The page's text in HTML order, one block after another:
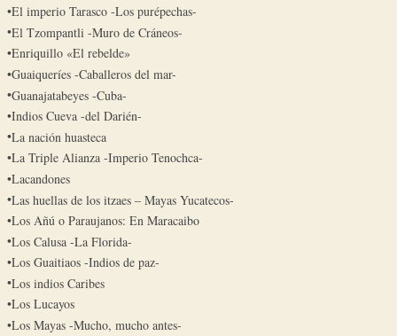
El imperio Tarasco -Los purépechas-
El Tzompantli -Muro de Cráneos-
Enriquillo «El rebelde»
Guaiqueríes -Caballeros del mar-
Guanajatabeyes -Cuba-
Indios Cueva -del Darién-
La nación huasteca
La Triple Alianza -Imperio Tenochca-
Lacandones
Las huellas de los itzaes – Mayas Yucatecos-
Los Añú o Paraujanos: En Maracaibo
Los Calusa -La Florida-
Los Guaitiaos -Indios de paz-
Los indios Caribes
Los Lucayos
Los Mayas -Mucho, mucho antes-